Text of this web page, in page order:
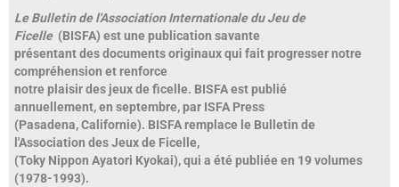
Le Bulletin de l'Association Internationale du Jeu de
Ficelle (BISFA) est une publication savante
présentant des documents originaux qui fait progresser notre
compréhension et renforce
notre plaisir des jeux de ficelle. BISFA est publié
annuellement, en septembre, par ISFA Press
(Pasadena, Californie). BISFA remplace le Bulletin de
l'Association des Jeux de Ficelle,
(Toky Nippon Ayatori Kyokai), qui a été publiée en 19 volumes
(1978-1993).